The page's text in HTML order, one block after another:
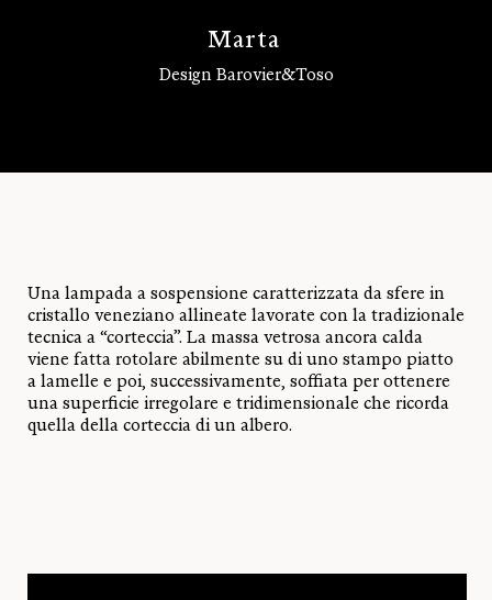
Marta
Design Barovier&Toso
Una lampada a sospensione caratterizzata da sfere in
cristallo veneziano allineate lavorate con la tradizionale
tecnica a “corteccia”. La massa vetrosa ancora calda
viene fatta rotolare abilmente su di uno stampo piatto
a lamelle e poi, successivamente, soffiata per ottenere
una superficie irregolare e tridimensionale che ricorda
quella della corteccia di un albero.